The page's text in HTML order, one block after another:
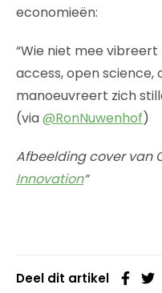
economieën:
“Wie niet mee
access, open science,
manoeuvreert zich
(via@RonNuwenhof)
Afbeelding cover van
Innovation“
Deel dit artikel